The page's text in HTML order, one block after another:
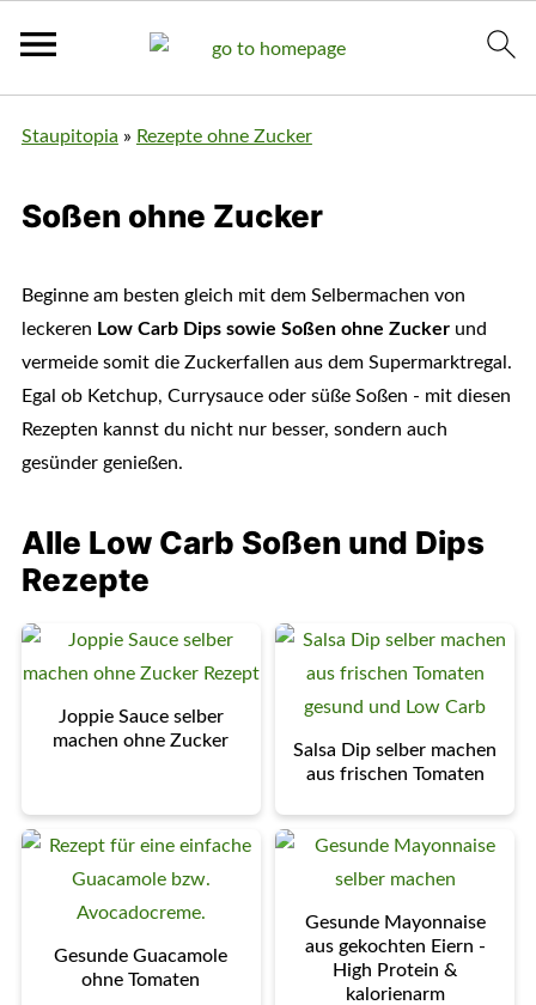
Staupitopia » Rezepte ohne Zucker
Soßen ohne Zucker
Beginne am besten gleich mit dem Selbermachen von
leckeren Low Carb Dips sowie Soßen ohne Zuckerund
vermeide somit die Zuckerfallen aus dem Supermarktregal.
Egal ob Ketchup, Currysauce oder süße Soßen - mit diesen
Rezepten kannst du nicht nur besser, sondern auch
gesünder genießen.
Alle Low Carb Soßen und Dips
Rezepte
Joppie Sauce selber
machen ohne Zucker
Salsa Dip selber machen
aus frischen Tomaten
Gesunde Guacamole
ohne Tomaten
Gesunde Mayonnaise
aus gekochten Eiern -
High Protein &
kalorienarm